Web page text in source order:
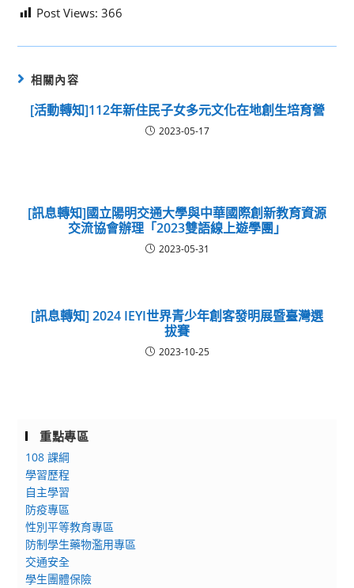
Post Views: 366
相關內容
[活動轉知]112年新住民子女多元文化在地創生培育營
2023-05-17
[訊息轉知]國立陽明交通大學與中華國際創新教育資源
交流協會辦理「2023雙語線上遊學團」
2023-05-31
[訊息轉知] 2024 IEYI世界青少年創客發明展暨臺灣選
拔賽
2023-10-25
重點專區
108 課綱
學習歷程
自主學習
防疫專區
性別平等教育專區
防制學生藥物濫用專區
交通安全
學生團體保險